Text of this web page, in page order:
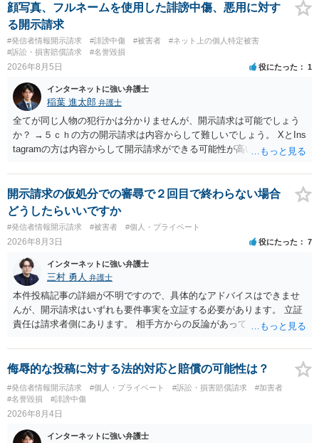
顔写真、フルネームを使用した誹謗中傷、悪用に対す
る開示請求
#発信者情報開示請求 #誹謗中傷 #被害者
#ネット上の個人特定被害
#訴訟・損害賠償請求
#名誉毀損
2026年8月5日 役にたった 1
インターネットに強い弁護士
稲葉 進太郎 弁護士
全てが同じ人物の犯行かは分かりませんが、開示請求は可能でしょう
か？ →５ｃｈの方の開示請求は内容からして難しいでしょう。 XとIns
tagramの方は内容からして開示請求ができる可能性が高いでしょう。
いでしょう。７月中にアカウントが削除されている場合、今から進め
ても失敗する可能性が高いように思われます。 相手を特定できた場
合、相手に全ての弁護士費用を負担させることは可能でしょうか？ →
訴訟外の交渉で相手方が認めれば負担させることができるでしょう。
訴訟で判決となった場合は、実際の弁護士費用が認められる場合と認
められない場合があり何ともいえないところでしょう。
開示請求の仮処分での審尋で２回目で終わらない場合
どうしたらいいですか
#発信者情報開示請求 #被害者 #個人・プライベート
2026年8月3日 役にたった 7
インターネットに強い弁護士
三村 勇人 弁護士
本件投稿記事の詳細が不明ですので、具体的なアドバイスはできませ
んが、開示請求はいずれも要件事実を立証する必要があります。 立証
責任は請求者側にあります。 相手方からの反論があっても、裁判官が
方が口頭で反論したのは、仮処分は迅速性が要求されるためです。 書
面での反論となれば、より遅延する可能性がございます。 また、本件
はXのため、APのIPアドレスの保存期間の問題もございます。 開示請
求は法律知識が不可欠ですが、それだけでは足りず、実務を踏まえた
方法を選択することが重要です。
侮辱的な投稿に対する法的対応と賠償の可能性は？
#発信者情報開示請求 #個人・プライベート #訴訟・損害賠償請求
#加害者
#名誉毀損
#誹謗中傷
2026年8月4日
インターネットに強い弁護士